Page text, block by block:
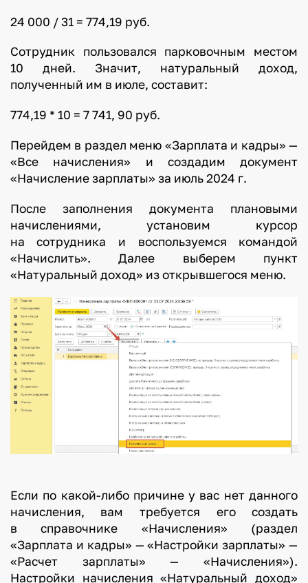
24 000 / 31 = 774,19 руб.
Сотрудник пользовался парковочным местом
10 дней. Значит, натуральный доход,
полученный им в июле, составит:
774,19 * 10 = 7 741, 90 руб.
Перейдем в раздел меню «Зарплата и кадры» —
«Все начисления» и создадим документ
«Начисление зарплаты» за июль 2024 г.
После заполнения документа плановыми
начислениями, установим курсор
на сотрудника и воспользуемся командой
«Начислить». Далее выберем пункт
«Натуральный доход» из открывшегося меню.
Если по какой-либо причине у вас нет данного
начисления, вам требуется его создать
в справочнике «Начисления» (раздел
«Зарплата и кадры» — «Настройки зарплаты» —
«Расчет зарплаты» — «Начисления»).
Настройки начисления «Натуральный доход»